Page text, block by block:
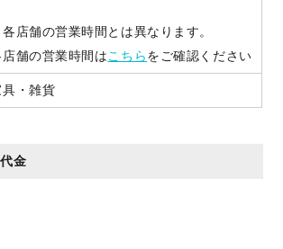
店舗の営業時間とは異なります。
店舗の営業時間は こちら をご確認ください
具・雑貨
金